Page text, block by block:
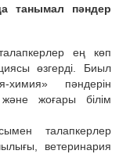
танымал пәндер
ең көп
өзгерді. Биыл
химия» пәндерін
жоғары білім
талапкерлер
ветеринария